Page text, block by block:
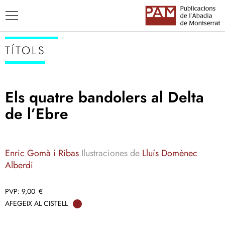
TÍTOLS
TÍTOLS
Els quatre bandolers al Delta
de l’Ebre
Enric Gomà i Ribas Ilustraciones de Lluís Domènec
Alberdi
9,00 €
AFEGEIX AL CISTELL